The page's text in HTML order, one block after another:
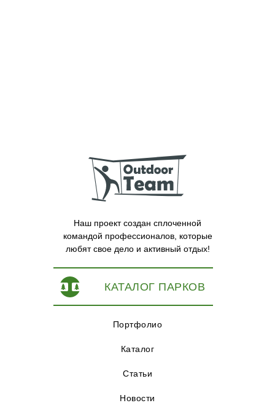
КАТАЛОГ ПАРКОВ
Наш проект создан сплоченной
командой профессионалов, которые
любят свое дело и активный отдых!
Портфолио
Каталог
Статьи
Новости